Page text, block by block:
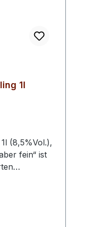
1l
(8,5%Vol.),
fein“ ist